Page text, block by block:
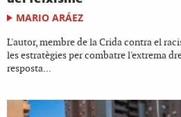
MARIO ARÁEZ
L'autor, membre de la Crida contra el
les estratègies per combatre l'extrema
resposta...